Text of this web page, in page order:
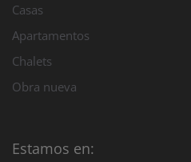
Casas
Apartamentos
Chalets
Obra nueva
Estamos en: